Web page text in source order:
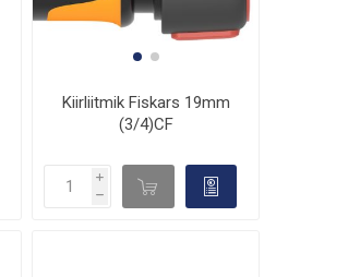
Kiirliitmik Fiskars 19mm
(3/4)CF
i
h d 